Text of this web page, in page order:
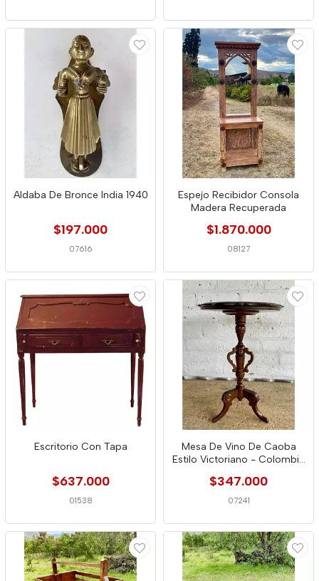
Aldaba De Bronce India 1940
$197.000
07616
Espejo Recibidor Consola
Madera Recuperada
$1.870.000
08127
Escritorio Con Tapa
$637.000
01538
Mesa De Vino De Caoba
Estilo Victoriano - Colombia
$347.000
07241